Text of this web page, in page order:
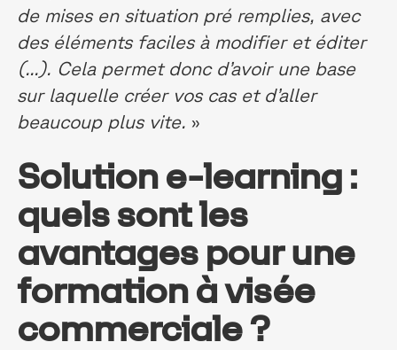
de mises en situation pré remplies, avec
des éléments faciles à modifier et éditer
(...). Cela permet donc d’avoir une base
sur laquelle créer vos cas et d’aller
beaucoup plus vite. »
Solution e-learning :
quels sont les
avantages pour une
formation à visée
commerciale ?